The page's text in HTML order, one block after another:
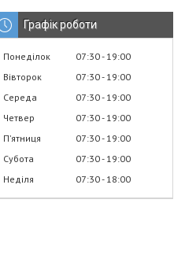
Графік роботи
Понеділок 07:30 19:00
Вівторок
07:30 19:00
Середа
07:30 19:00
Четвер
07:30 19:00
Пʼятниця
07:30 19:00
Субота
07:30 19:00
Неділя
07:30 18:00